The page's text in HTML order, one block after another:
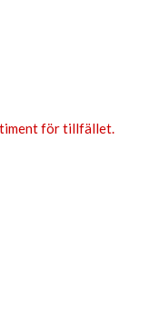
för tillfället.